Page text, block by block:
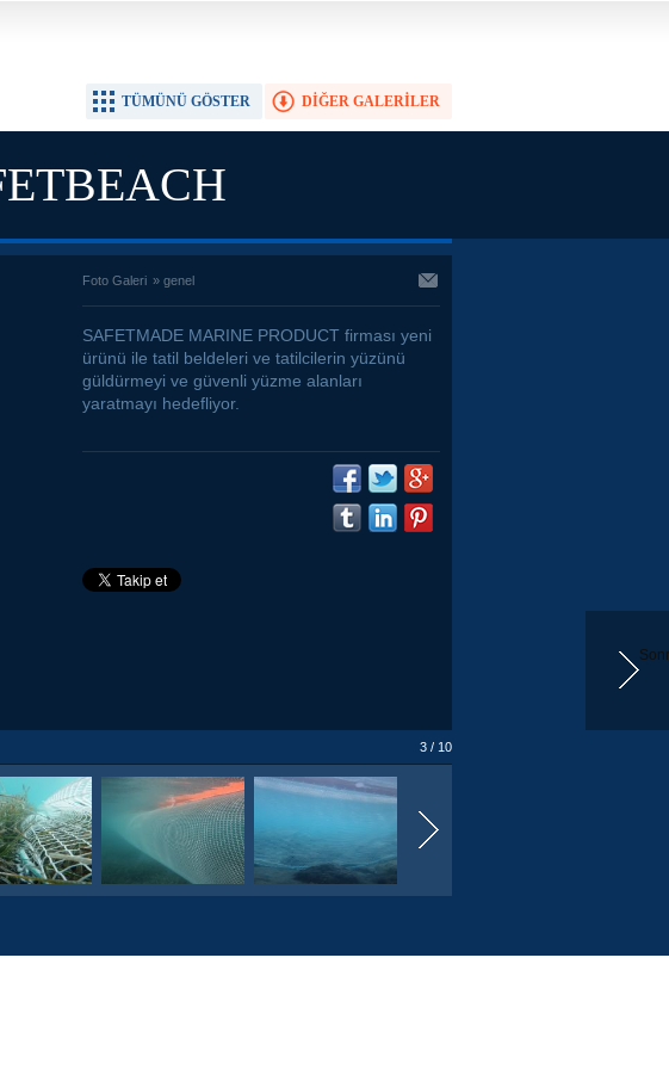
DİĞER GALERİLER
TÜMÜNÜ GÖSTER
Foto Galeri » genel
SAFETMADE MARINE PRODUCT firması yeni
ürünü ile tatil beldeleri ve tatilcilerin yüzünü
güldürmeyi ve güvenli yüzme alanları
yaratmayı hedefliyor.
3 / 10